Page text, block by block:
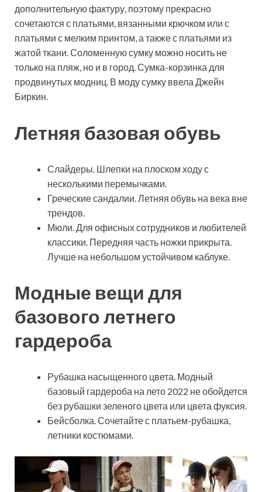
дополнительную фактуру, поэтому прекрасно
сочетаются с платьями, вязанными крючком или с
платьями с мелким принтом, а также с платьями из
жатой ткани. Соломенную сумку можно носить не
только на пляж, но и в город. Сумка-корзинка для
продвинутых модниц. В моду сумку ввела Джейн
Биркин.
Летняя базовая обувь
Слайдеры. Шлепки на плоском ходу с
несколькими перемычками.
Греческие сандалии. Летняя обувь на века вне
трендов.
Мюли. Для офисных сотрудников и любителей
классики. Передняя часть ножки прикрыта.
Лучше на небольшом устойчивом каблуке.
Модные вещи для
базового летнего
гардероба
Рубашка насыщенного цвета. Модный
базовый гардероба на лето 2022 не обойдется
без рубашки зеленого цвета или цвета фуксия.
Бейсболка. Сочетайте с платьем-рубашка,
летники костюмами.